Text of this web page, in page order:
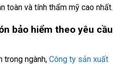
toàn và tính thẩm mỹ cao nhất.
bảo hiểm theo yêu cầu
trong ngành, Công ty sản xuất